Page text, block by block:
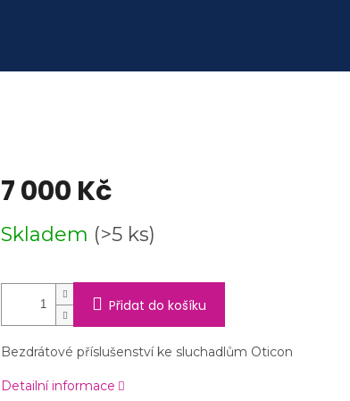
7 000 Kč
cena:
Skladem (>5 ks)
Přidat do košíku
Bezdrátové příslušenství ke sluchadlům Oticon
Detailní informace